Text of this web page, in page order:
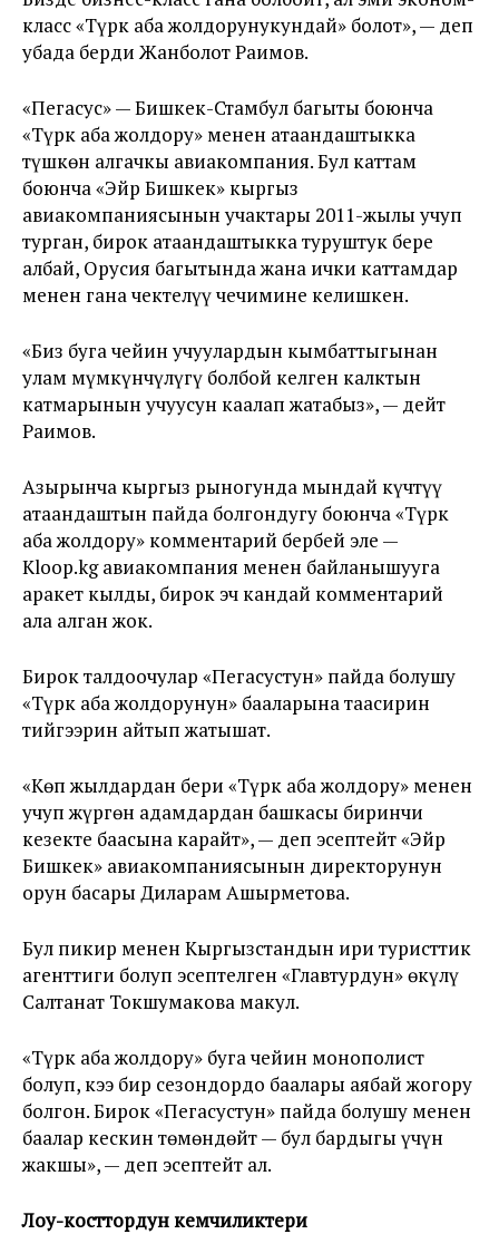
класс «Түрк аба жолдорунукундай» болот», — деп
убада берди Жанболот Раимов.
«Пегасус» — Бишкек-Стамбул багыты боюнча
«Түрк аба жолдору» менен атаандаштыкка
түшкөн алгачкы авиакомпания. Бул каттам
боюнча «Эйр Бишкек» кыргыз
авиакомпаниясынын учактары 2011-жылы учуп
турган, бирок атаандаштыкка туруштук бере
албай, Орусия багытында жана ички каттамдар
менен гана чектелүү чечимине келишкен.
«Биз буга чейин учуулардын кымбаттыгынан
улам мүмкүнчүлүгү болбой келген калктын
катмарынын учуусун каалап жатабыз», — дейт
Раимов.
Азырынча кыргыз рыногунда мындай күчтүү
атаандаштын пайда болгондугу боюнча «Түрк
аба жолдору» комментарий бербей эле —
Kloop.kg авиакомпания менен байланышууга
аракет кылды, бирок эч кандай комментарий
ала алган жок.
Бирок талдоочулар «Пегасустун» пайда болушу
«Түрк аба жолдорунун» бааларына таасирин
тийгээрин айтып жатышат.
«Көп жылдардан бери «Түрк аба жолдору» менен
учуп жүргөн адамдардан башкасы биринчи
кезекте баасына карайт», — деп эсептейт «Эйр
Бишкек» авиакомпаниясынын директорунун
орун басары Диларам Ашырметова.
Бул пикир менен Кыргызстандын ири туристтик
агенттиги болуп эсептелген «Главтурдун» өкүлү
Салтанат Токшумакова макул.
«Түрк аба жолдору» буга чейин монополист
болуп, кээ бир сезондордо баалары аябай жогору
болгон. Бирок «Пегасустун» пайда болушу менен
баалар кескин төмөндөйт — бул бардыгы үчүн
жакшы», — деп эсептейт ал.
Лоу-косттордун кемчиликтери